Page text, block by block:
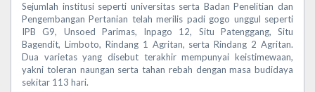
Sejumlah institusi seperti universitas serta Badan Penelitian dan
Pengembangan Pertanian telah merilis padi gogo unggul seperti
IPB G9, Unsoed Parimas, Inpago 12, Situ Patenggang, Situ
Bagendit, Limboto, Rindang 1 Agritan, serta Rindang 2 Agritan.
Dua varietas yang disebut terakhir mempunyai keistimewaan,
yakni toleran naungan serta tahan rebah dengan masa budidaya
sekitar 113 hari.